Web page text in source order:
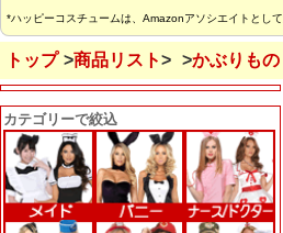
*ハッピーコスチュームは、Amazonアソシエイトとし
トップ 商品リスト かぶりもの
カテゴリーで絞込